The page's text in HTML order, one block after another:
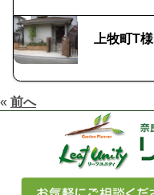
上牧町T様
« 前へ